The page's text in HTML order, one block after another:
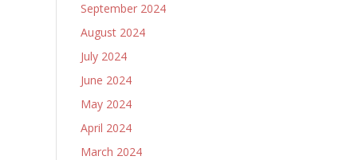
September 2024
August 2024
July 2024
June 2024
May 2024
April 2024
March 2024